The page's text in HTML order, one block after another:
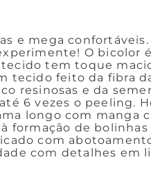
e mega
O bicolor
tecido tem toque
tecido feito da fibra
resinosas e da
6 vezes o peeling.
longo com manga
formação de
com
com detalhes em